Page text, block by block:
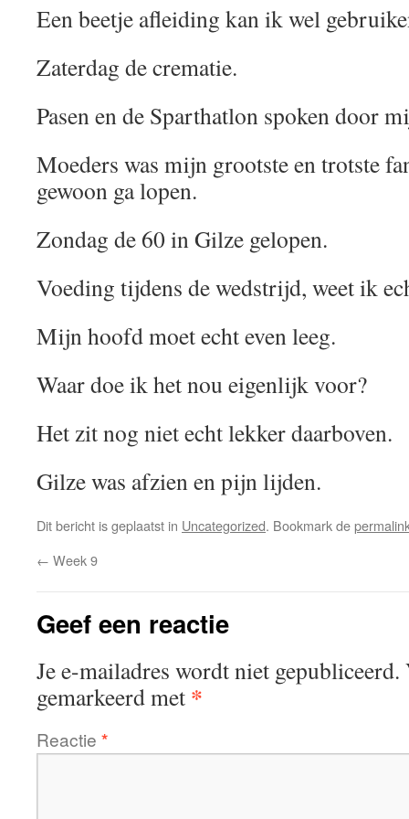
Een beetje afleiding kan ik wel
Zaterdag de crematie.
Pasen en de Sparthatlon spoken door
Moeders was mijn grootste en trotste
gewoon ga lopen.
Zondag de 60 in Gilze gelopen.
Voeding tijdens de wedstrijd, weet ik
Mijn hoofd moet echt even leeg.
Waar doe ik het nou eigenlijk voor?
Het zit nog niet echt lekker daarboven.
Gilze was afzien en pijn lijden.
Dit bericht is geplaatst in Uncategorized. Bookmark de
← Week 9
Geef een reactie
Je e-mailadres wordt niet gepubliceerd.
gemarkeerd met *
Reactie *